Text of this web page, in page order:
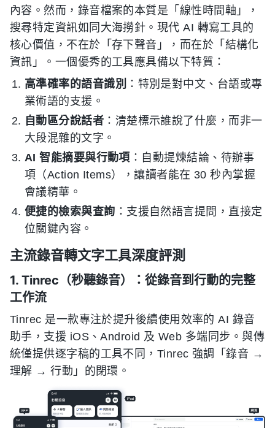
內容。然而，錄音檔案的本質是「線性時間軸」，
搜尋特定資訊如同大海撈針。現代 AI 轉寫工具的
核心價值，不在於「存下聲音」，而在於「結構化
資訊」。一個優秀的工具應具備以下特質：
高準確率的語音識別 ：特別是對中文、台語或專
業術語的支援。
自動區分說話者 ：清楚標示誰說了什麼，而非一
大段混雜的文字。
AI 智能摘要與行動項 ：自動提煉結論、待辦事
項（Action Items），讓讀者能在 30 秒內掌握
會議精華。
便捷的檢索與查詢 ：支援自然語言提問，直接定
位關鍵內容。
主流錄音轉文字工具深度評測
1. Tinrec（秒聽錄音）：從錄音到行動的完整
工作流
Tinrec 是一款專注於提升後續使用效率的 AI 錄音
助手，支援 iOS、Android 及 Web 多端同步。與傳
統僅提供逐字稿的工具不同，Tinrec 強調「錄音 →
理解 → 行動」的閉環。